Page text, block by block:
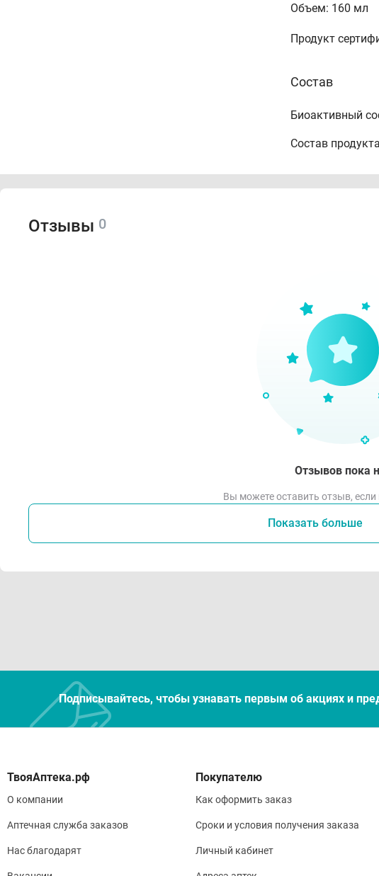
Объем: 160 мл
Продукт
Состав
Биоактивный
Состав
Extract,
Небольшое
провести
Меры
тщательно
Отзывы 0
Отзывов пока
Вы можете оставить отзыв, если
Показать больше
Подписывайтесь, чтобы узнавать первым об акцияx и
О компании
Аптечная служба заказов
Нас благодарят
Покупателю
Как оформить заказ
Сроки и условия получения заказа
Личный кабинет